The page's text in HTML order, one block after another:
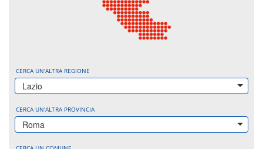
CERCA UN'ALTRA REGIONE
Lazio
CERCA UN'ALTRA PROVINCIA
Roma